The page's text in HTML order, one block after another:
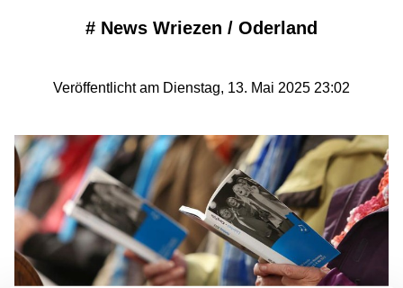
# News Wriezen / Oderland
Veröffentlicht am Dienstag, 13. Mai 2025 23:02